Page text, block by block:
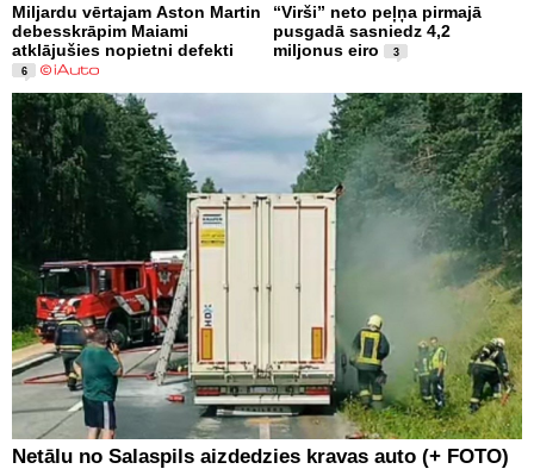
Miljardu vērtajam Aston Martin
debesskrāpim Maiami
atklājušies nopietni defekti
6
“Virši” neto peļņa pirmajā
pusgadā sasniedz 4,2
miljonus eiro
3
Netālu no Salaspils aizdedzies kravas auto (+ FOTO)